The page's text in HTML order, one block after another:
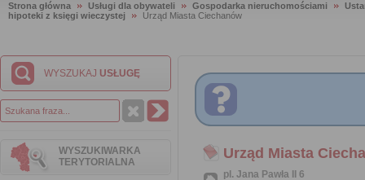
Strona główna Usługi dla obywateli Gospodarka nieruchomościami
hipoteki z księgi wieczystej
Urząd Miasta Ciechanów
WYSZUKAJ USŁUGĘ
WYSZUKIWARKA
TERYTORIALNA
Urząd Miasta
pl. Jana Pawła II 6